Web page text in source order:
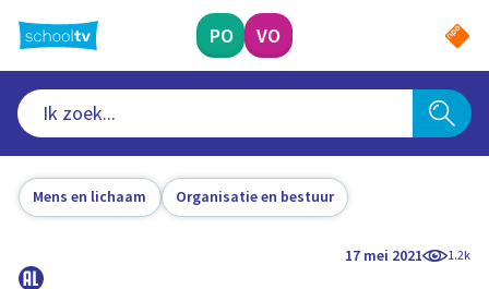
naar
hoofdinhoud
PO VO
Mens en lichaam Organisatie en bestuur
17 mei 2021 1.2k